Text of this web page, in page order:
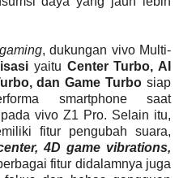
, dukungan vivo Multi-
yaitu Center Turbo, AI
dan Game Turbo siap
smartphone saat
pada vivo Z1 Pro. Selain itu,
fitur pengubah suara,
4D game vibrations,
fitur didalamnya juga